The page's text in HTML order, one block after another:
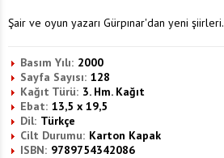
Şair ve oyun yazarı Gürpınar'dan yeni şiirleri.
Basım Yılı: 2000
Sayfa Sayısı: 128
Kağıt Türü: 3. Hm. Kağıt
Ebat: 13,5 x 19,5
Dil: Türkçe
Cilt Durumu: Karton Kapak
ISBN: 9789754342086